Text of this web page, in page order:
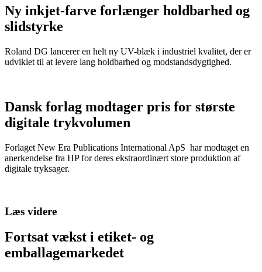
Ny inkjet-farve forlænger holdbarhed og
slidstyrke
Roland DG lancerer en helt ny UV-blæk i industriel kvalitet, der er
udviklet til at levere lang holdbarhed og modstandsdygtighed.
Dansk forlag modtager pris for største
digitale trykvolumen
Forlaget New Era Publications International ApS har modtaget en
anerkendelse fra HP for deres ekstraordinært store produktion af
digitale tryksager.
Læs videre
Fortsat vækst i etiket- og
emballagemarkedet